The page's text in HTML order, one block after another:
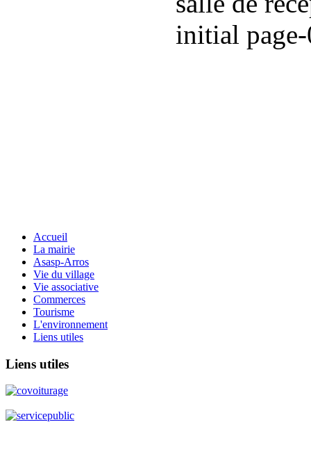
Accueil
La mairie
Asasp-Arros
Vie du village
Vie associative
Commerces
Tourisme
L'environnement
Liens utiles
Liens utiles